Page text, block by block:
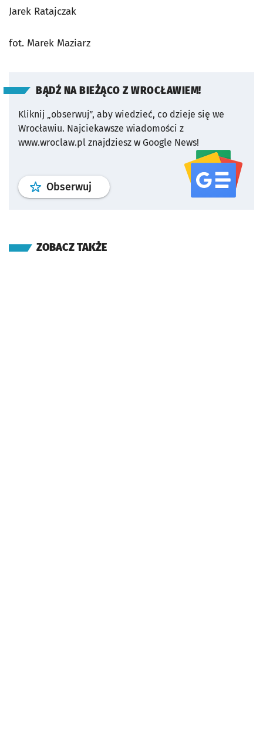
Jarek Ratajczak
fot. Marek Maziarz
BĄDŹ NA BIEŻĄCO Z WROCŁAWIEM!
Kliknij „obserwuj”, aby wiedzieć, co dzieje się we
Wrocławiu. Najciekawsze wiadomości z
www.wroclaw.pl znajdziesz w Google News!
Obserwuj profil serwisu
ZOBACZ TAKŻE